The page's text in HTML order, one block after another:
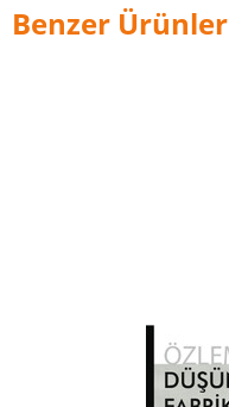
Benzer Ürünler